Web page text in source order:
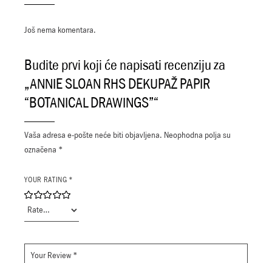
Još nema komentara.
Budite prvi koji će napisati recenziju za
„ANNIE SLOAN RHS DEKUPAŽ PAPIR
“BOTANICAL DRAWINGS”“
Vaša adresa e-pošte neće biti objavljena. Neophodna polja su
označena *
YOUR RATING *